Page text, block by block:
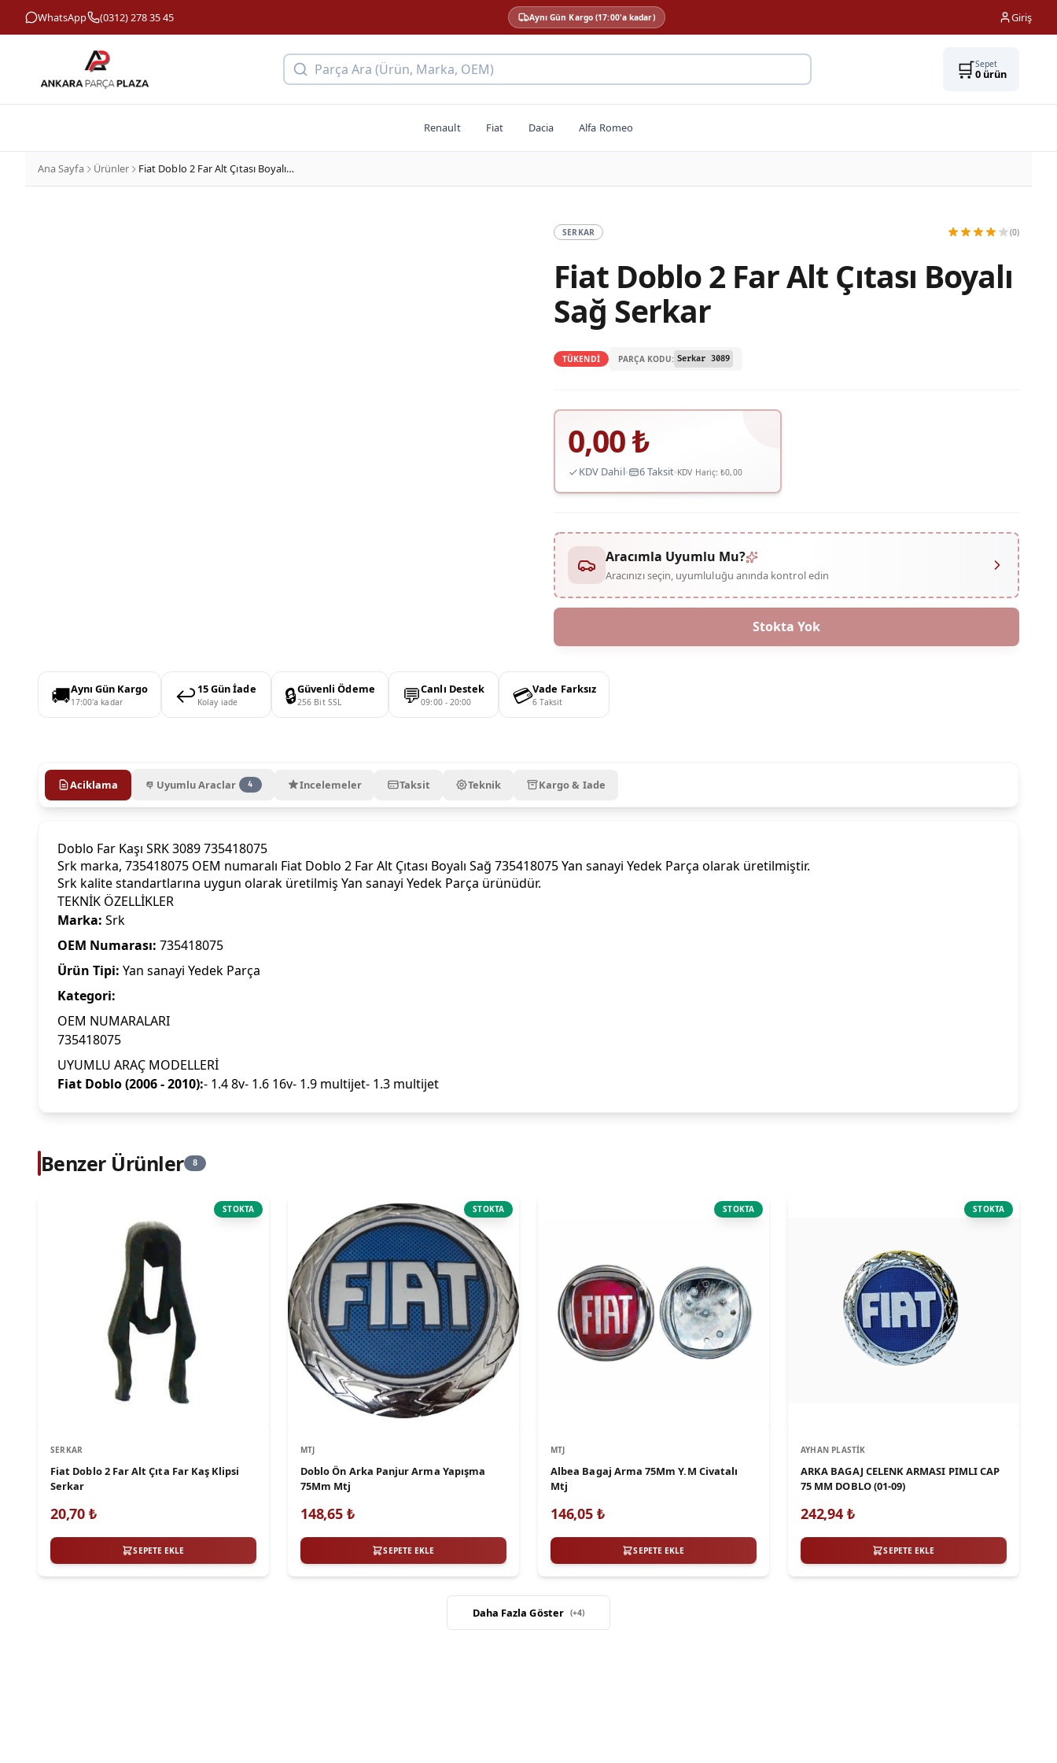
WhatsApp (0312) 278 35 45 Aynı Gün Kargo (17:00'a kadar) Giriş
Parça Ara (Ürün, Marka, OEM) 🛒Sepet
0ürün
Renault Fiat Dacia Alfa Romeo
Ana Sayfa Ürünler Fiat Doblo 2 Far Alt Çıtası Boyalı Sağ Serkar
SERKAR (0)
Fiat Doblo 2 Far Alt Çıtası Boyalı
Sağ Serkar
TÜKENDİ PARÇA KODU: Serkar 3089
0,00₺
KDV Dahil 6 Taksit KDV Hariç:₺0,00
Aracımla Uyumlu Mu?
Aracınızı seçin, uyumluluğu anında kontrol edin
Stokta Yok
🚚Aynı Gün Kargo
17:00'a kadar ↩️ 15 Gün İade
Kolay iade 🔒Güvenli Ödeme
256 Bit SSL 💬Canlı Destek
09:00 - 20:00 💳Vade Farksız
6 Taksit
Aciklama Uyumlu Araclar 4 Incelemeler Taksit Teknik Kargo & Iade
Doblo Far Kaşı SRK 3089 735418075
Srk marka, 735418075 OEM numaralı Fiat Doblo 2 Far Alt Çıtası Boyalı Sağ 735418075 Yan sanayi Yedek Parça olarak üretilmiştir.
Srk kalite standartlarına uygun olarak üretilmiş Yan sanayi Yedek Parça ürünüdür.
TEKNİK ÖZELLİKLER
Marka: Srk
OEM Numarası: 735418075
Ürün Tipi: Yan sanayi Yedek Parça
Kategori:
OEM NUMARALARI
735418075
UYUMLU ARAÇ MODELLERİ
Fiat Doblo (2006 - 2010):- 1.4 8v- 1.6 16v- 1.9 multijet- 1.3 multijet
Benzer Ürünler 8
STOKTA
SERKAR
Fiat Doblo 2 Far Alt Çıta Far Kaş Klipsi
Serkar
20,70 ₺
SEPETE EKLE
STOKTA
MTJ
Doblo Ön Arka Panjur Arma Yapışma
75Mm Mtj
148,65₺
SEPETE EKLE
STOKTA
MTJ
Albea Bagaj Arma 75Mm Y.M Civatalı
Mtj
146,05₺
SEPETE EKLE
STOKTA
AYHAN PLASTIK
ARKA BAGAJ CELENK ARMASI PIMLI CAP
75 MM DOBLO (01-09)
242,94₺
SEPETE EKLE
Daha Fazla Göster (+4)